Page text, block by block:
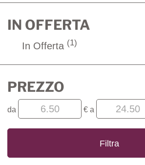
IN OFFERTA
In Offerta (1)
PREZZO
filtra
da
da €
filtra
a
a